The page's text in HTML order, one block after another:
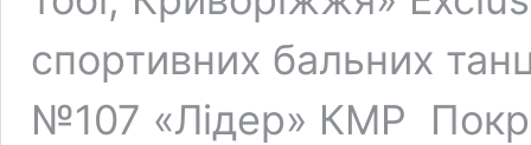
спортивних бальних
№107 «Лідер» КМР